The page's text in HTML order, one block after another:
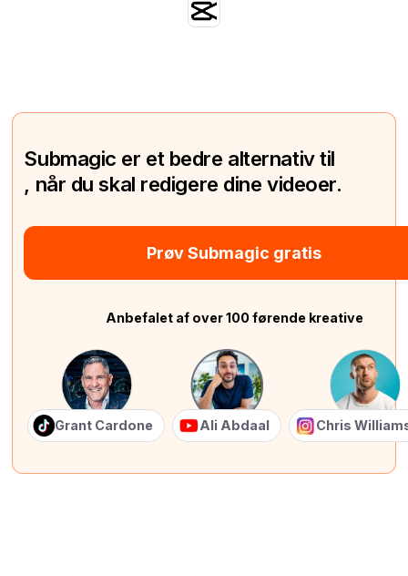
Submagic er et bedre alternativ til
, når du skal redigere dine videoer.
Prøv Submagic gratis
Anbefalet af over 100 førende kreative
Grant Cardone Ali Abdaal Chris